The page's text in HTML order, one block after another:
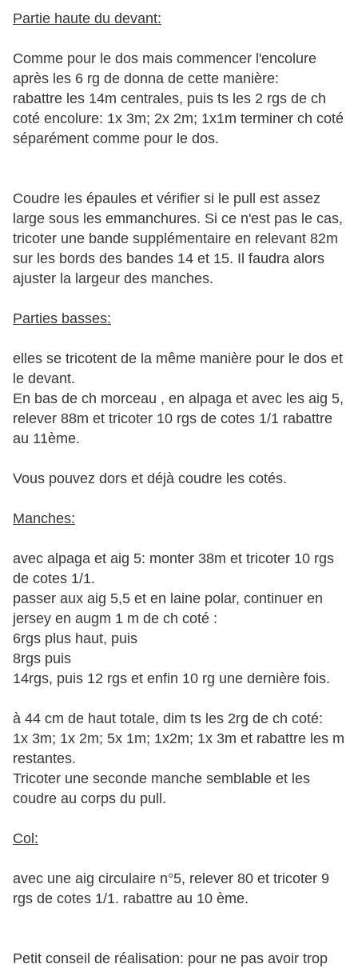
Partie haute du devant:
Comme pour le dos mais commencer l'encolure
après les 6 rg de donna de cette manière:
rabattre les 14m centrales, puis ts les 2 rgs de ch
coté encolure: 1x 3m; 2x 2m; 1x1m terminer ch coté
séparément comme pour le dos.
Coudre les épaules et vérifier si le pull est assez
large sous les emmanchures. Si ce n'est pas le cas,
tricoter une bande supplémentaire en relevant 82m
sur les bords des bandes 14 et 15. Il faudra alors
ajuster la largeur des manches.
Parties basses:
elles se tricotent de la même manière pour le dos et
le devant.
En bas de ch morceau , en alpaga et avec les aig 5,
relever 88m et tricoter 10 rgs de cotes 1/1 rabattre
au 11ème.
Vous pouvez dors et déjà coudre les cotés.
Manches:
avec alpaga et aig 5: monter 38m et tricoter 10 rgs
de cotes 1/1.
passer aux aig 5,5 et en laine polar, continuer en
jersey en augm 1 m de ch coté :
6rgs plus haut, puis
8rgs puis
14rgs, puis 12 rgs et enfin 10 rg une dernière fois.
à 44 cm de haut totale, dim ts les 2rg de ch coté:
1x 3m; 1x 2m; 5x 1m; 1x2m; 1x 3m et rabattre les m
restantes.
Tricoter une seconde manche semblable et les
coudre au corps du pull.
Col:
avec une aig circulaire n°5, relever 80 et tricoter 9
rgs de cotes 1/1. rabattre au 10 ème.
Petit conseil de réalisation: pour ne pas avoir trop